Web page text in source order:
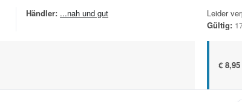
Händler: ...nah und gut
Leider
Gültig:
€